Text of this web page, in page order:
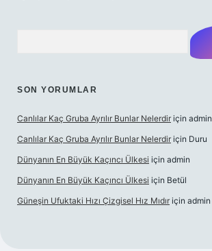
SON YORUMLAR
Canlılar Kaç Gruba Ayrılır Bunlar Nelerdir için admin
Canlılar Kaç Gruba Ayrılır Bunlar Nelerdir için Duru
Dünyanın En Büyük Kaçıncı Ülkesi için admin
Dünyanın En Büyük Kaçıncı Ülkesi için Betül
Güneşin Ufuktaki Hızı Çizgisel Hız Mıdır için admin